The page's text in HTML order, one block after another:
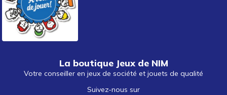
La boutique Jeux de NIM
Votre conseiller en jeux de société et jouets de qualité
Suivez-nous sur